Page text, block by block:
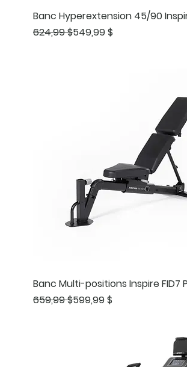
Banc Hyperextension 45/90
Prix original
624,99 $
Prix promotionnel
549,99 $
Banc Multi-positions Inspire FID7
Prix original
659,99 $
Prix promotionnel
599,99 $